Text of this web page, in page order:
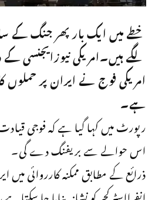
خطے میں ایک بار پھر جنگ
لگے ہیں۔امریکی
امریکی فوج نے ایران پر حملوں
ہے۔
رپورٹ میں کہا گیا ہے کہ فوجی
اس حوالے سے بریفنگ دے گی۔
ذرائع کے مطابق ممکنہ کارروائی میں